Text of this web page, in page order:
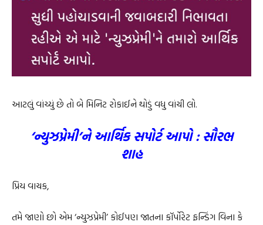
આટલું વાંચ્યું છે તો બે મિનિટ રોકાઈને થોડું વધુ વાંચી લો.
‘ન્યુઝપ્રેમી’ને આર્થિક સપોર્ટ આપો : સૌરભ
શાહ
પ્રિય વાચક,
તમે જાણો છો એમ ‘ન્યુઝપ્રેમી’ કોઈપણ જાતના કૉર્પોરેટ ફન્ડિંગ વિના કે